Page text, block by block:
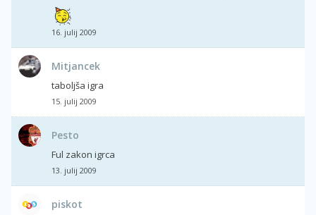
16. julij 2009
Mitjancek
taboljša igra
15. julij 2009
Pesto
Ful zakon igrca
13. julij 2009
piskot